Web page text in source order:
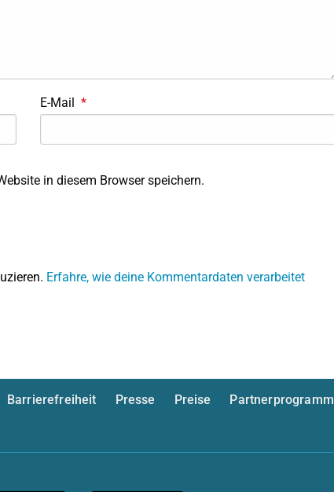
E-Mail *
in diesem Browser speichern.
Erfahre, wie deine Kommentardaten verarbeitet
Barrierefreiheit Presse Preise
Partnerprogramm